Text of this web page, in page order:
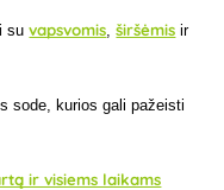
suvapsvomis ,širšėmis ir
sode, kurios gali pažeisti
ir visiems laikams